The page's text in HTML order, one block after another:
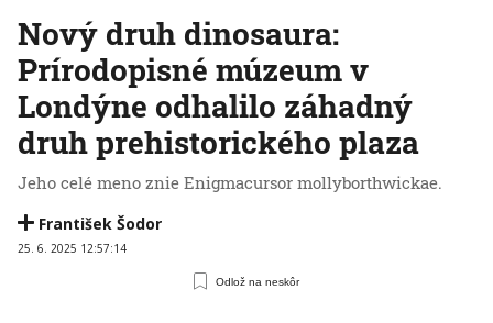
Nový druh dinosaura:
Prírodopisné múzeum v
Londýne odhalilo záhadný
druh prehistorického plaza
Jeho celé meno znie Enigmacursor mollyborthwickae.
František Šodor
25. 6. 2025 12:57:14
Odlož na neskôr